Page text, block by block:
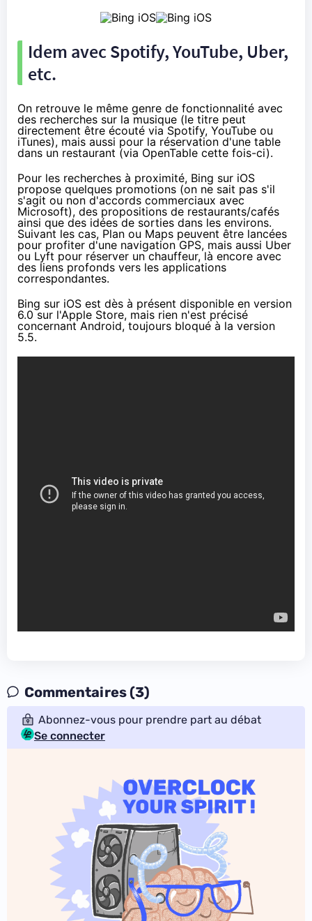
Idem avec Spotify, YouTube, Uber,
etc.
On retrouve le même genre de fonctionnalité avec
des recherches sur la musique (le titre peut
directement être écouté via Spotify, YouTube ou
iTunes), mais aussi pour la réservation d'une table
dans un restaurant (via OpenTable cette fois-ci).
Pour les recherches à proximité, Bing sur iOS
propose quelques promotions (on ne sait pas s'il
s'agit ou non d'accords commerciaux avec
Microsoft), des propositions de restaurants/cafés
ainsi que des idées de sorties dans les environs.
Suivant les cas, Plan ou Maps peuvent être lancées
pour profiter d'une navigation GPS, mais aussi Uber
ou Lyft pour réserver un chauffeur, là encore avec
des liens profonds vers les applications
correspondantes.
Bing sur iOS est dès à présent disponible en version
6.0 sur l'Apple Store, mais rien n'est précisé
concernant Android, toujours bloqué à la version
5.5.
Commentaires (3)
Abonnez-vous pour prendre part au débat
Se connecter